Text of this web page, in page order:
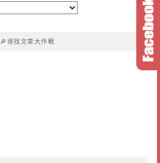
🔎尋找文章大作戰